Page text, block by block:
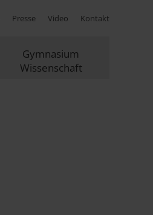
Presse Video Kontakt
Gymnasium
Wissenschaft